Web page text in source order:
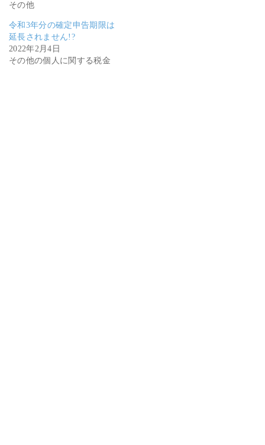
その他
令和3年分の確定申告期限は
延長されません!?
2022年2月4日
その他の個人に関する税金